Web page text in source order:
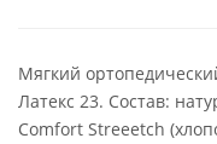
Мягкий
Латекс 23. Состав:
Comfort Streeetch